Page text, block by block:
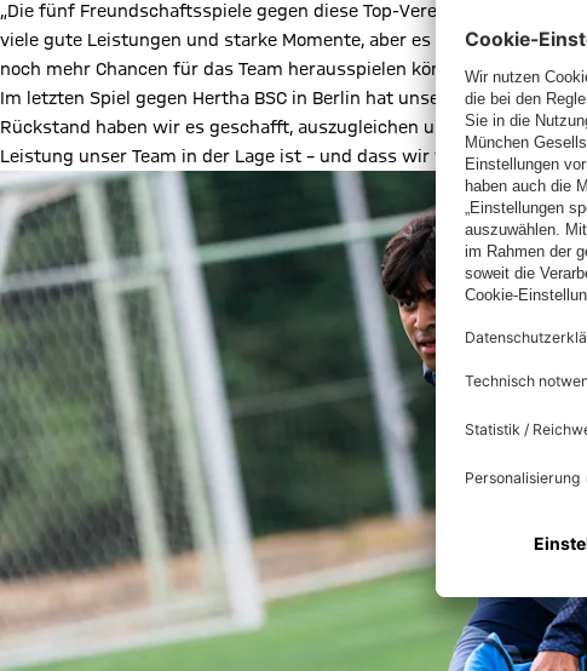
„Die fünf Freundschaftsspiele gegen diese Top-Vereine waren sehr
viele gute Leistungen und starke Momente, aber es gibt natürlich
noch mehr Chancen für das Team herausspielen können und muss
Im letzten Spiel gegen Hertha BSC in Berlin hat unsere Mannschaft
Rückstand haben wir es geschafft, auszugleichen und waren sogar
Leistung unser Team in der Lage ist – und dass wir vielleicht sogar in